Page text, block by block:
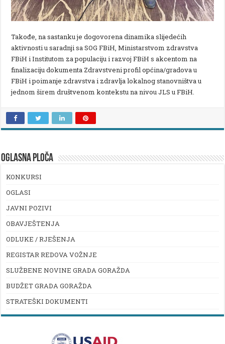
Takođe, na sastanku je dogovorena dinamika slijedećih
aktivnosti u saradnji sa SOG FBiH, Ministarstvom zdravstva
FBiH i Institutom za populaciju i razvoj FBiH s akcentom na
finalizaciju dokumenta Zdravstveni profil općina/gradova u
FBiH i poimanje zdravstva i zdravlja lokalnog stanovništva u
jednom širem društvenom kontekstu na nivou JLS u FBiH.
OGLASNA PLOČA
KONKURSI
OGLASI
JAVNI POZIVI
OBAVJEŠTENJA
ODLUKE / RJEŠENJA
REGISTAR REDOVA VOŽNJE
SLUŽBENE NOVINE GRADA GORAŽDA
BUDŽET GRADA GORAŽDA
STRATEŠKI DOKUMENTI